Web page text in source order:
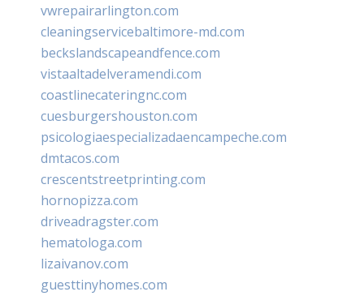
vwrepairarlington.com
cleaningservicebaltimore-md.com
beckslandscapeandfence.com
vistaaltadelveramendi.com
coastlinecateringnc.com
cuesburgershouston.com
psicologiaespecializadaencampeche.com
dmtacos.com
crescentstreetprinting.com
hornopizza.com
driveadragster.com
hematologa.com
lizaivanov.com
guesttinyhomes.com